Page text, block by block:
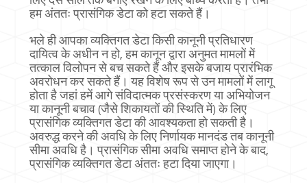
हम अंततः प्रासंगिक डेटा को हटा सकते हैं।
भले ही आपका व्यक्तिगत डेटा किसी कानूनी प्रतिधारण
दायित्व के अधीन न हो, हम कानून द्वारा अनुमत मामलों में
तत्काल विलोपन से बच सकते हैं और इसके बजाय प्रारंभिक
अवरोधन कर सकते हैं। यह विशेष रूप से उन मामलों में लागू
होता है जहां हमें आगे संविदात्मक प्रसंस्करण या अभियोजन
या कानूनी बचाव (जैसे शिकायतों की स्थिति में) के लिए
प्रासंगिक व्यक्तिगत डेटा की आवश्यकता हो सकती है।
अवरुद्ध करने की अवधि के लिए निर्णायक मानदंड तब कानूनी
सीमा अवधि है। प्रासंगिक सीमा अवधि समाप्त होने के बाद,
प्रासंगिक व्यक्तिगत डेटा अंततः हटा दिया जाएगा।